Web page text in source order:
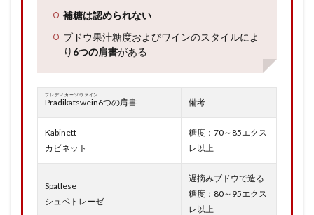
補糖は認められない
ブドウ果汁糖度およびワインのスタイルによ
り 6つの肩書がある
Pradikatswein
プレディカーツヴァイン
6つの肩書 備考
Kabinett
カビネット
糖度：70～85エクス
レ以上
Spatlese
シュペトレーゼ
遅摘みブドウで造る
糖度：80～95エクス
レ以上